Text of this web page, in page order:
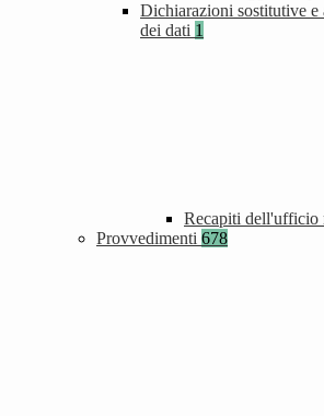
Dichiarazioni sostitutive
dei dati 1
Recapiti dell'ufficio
Provvedimenti 678